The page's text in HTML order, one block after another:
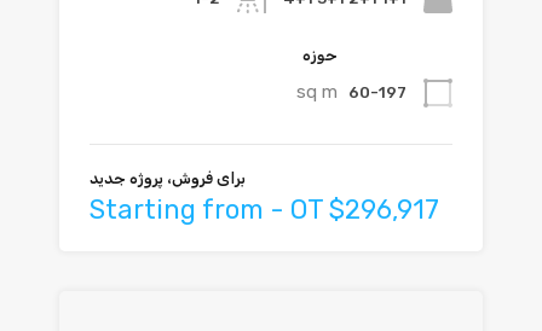
حوزه
60-197
sq m
برای فروش، پروژه جدید
Starting from - OT $296,917